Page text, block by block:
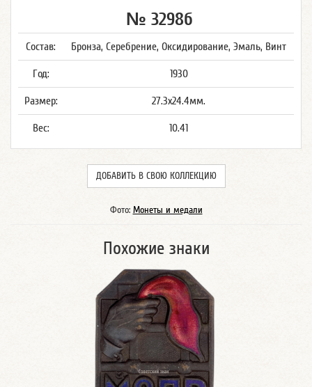
№ 3298б
Состав: Бронза, Серебрение, Оксидирование, Эмаль, Винт
Год: 1930
Размер: 27.3x24.4мм.
Вес: 10.41
ДОБАВИТЬ В СВОЮ КОЛЛЕКЦИЮ
Фото: Монеты и медали
Похожие знаки